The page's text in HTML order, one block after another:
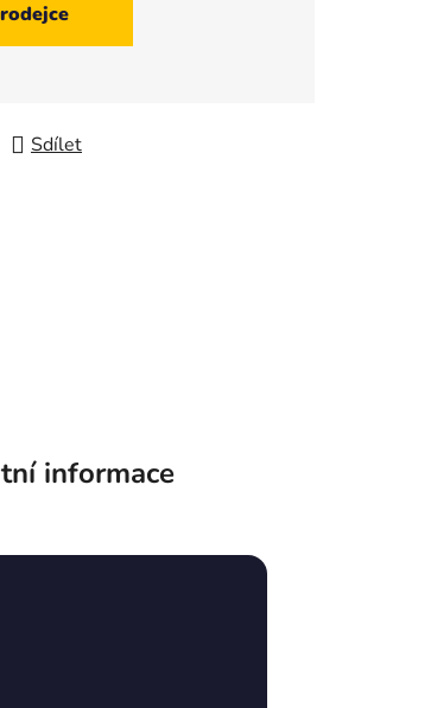
Sdílet
informace